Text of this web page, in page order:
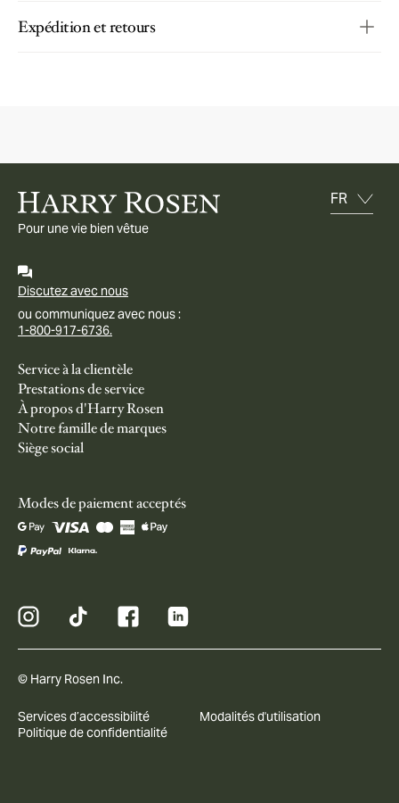
Expédition et retours
Pour une vie bien vêtue
Discutez avec nous
ou communiquez avec nous :
1-800-917-6736.
Service à la clientèle
Prestations de service
À propos d'Harry Rosen
Notre famille de marques
Siège social
Modes de paiement acceptés
© Harry Rosen Inc.
Services d’accessibilité
Modalités d'utilisation
Politique de confidentialité